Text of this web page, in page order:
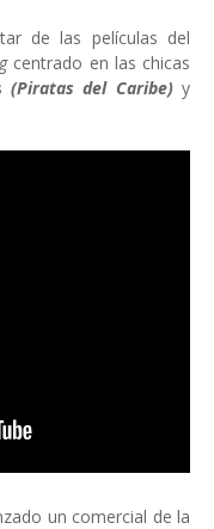
de las películas del
centrado en las chicas
(Piratas del Caribe)y
un comercial de la